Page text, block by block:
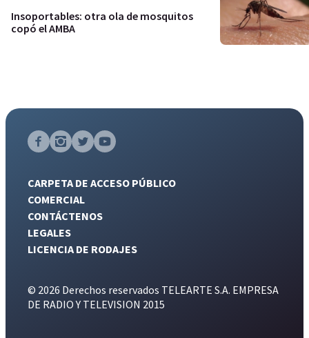
Insoportables: otra ola de mosquitos
copó el AMBA
CARPETA DE ACCESO PÚBLICO
COMERCIAL
CONTÁCTENOS
LEGALES
LICENCIA DE RODAJES
© 2026 Derechos reservados TELEARTE S.A. EMPRESA
DE RADIO Y TELEVISION 2015